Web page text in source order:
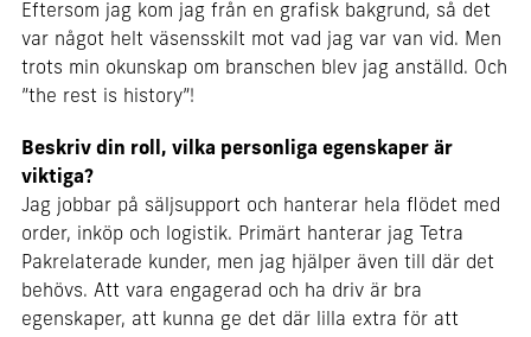
Eftersom jag kom jag från en grafisk bakgrund, så det
var något helt väsensskilt mot vad jag var van vid. Men
trots min okunskap om branschen blev jag anställd. Och
”the rest is history”!
Beskriv din roll, vilka personliga egenskaper är
viktiga?
Jag jobbar på säljsupport och hanterar hela flödet med
order, inköp och logistik. Primärt hanterar jag Tetra
Pakrelaterade kunder, men jag hjälper även till där det
behövs. Att vara engagerad och ha driv är bra
egenskaper, att kunna ge det där lilla extra för att